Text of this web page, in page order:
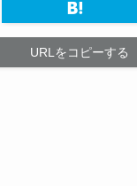
URLをコピーする